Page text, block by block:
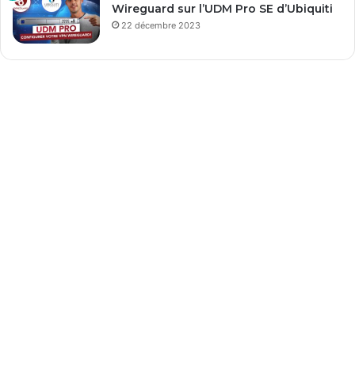
Wireguard sur l’UDM Pro SE d’Ubiquiti
22 décembre 2023